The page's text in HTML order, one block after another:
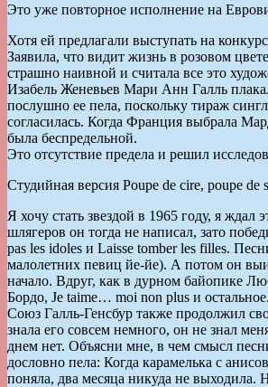
Это уже повторное исполнение на
Хотя ей предлагали выступать на
Заявила, что видит жизнь в розовом
страшно наивной и считала все это
Изабель Женевьев Мари Анн Галль
послушно ее пела, поскольку тираж
согласилась. Когда Франция выбрала
была беспредельной.
Это отсутствие предела и решил
Студийная версия Poupe de cire, poupe de
Я хочу стать звездой в 1965 году, я
шлягеров он тогда не написал, зато
pas les idoles и Laisse tomber les filles.
малолетних певиц йе-йе). А потом он
начало. Вдруг, как в дурном байопике
Бордо, Je taime… moi non plus и остальное.
Союз Галль-Генсбур также продолжил
знала его совсем немного, он не знал
днем нет. Объясни мне, в чем смысл
дословно пела: Когда карамелька с
поняла, два месяца никуда не выходила.